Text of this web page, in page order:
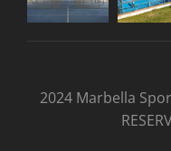
2024 Marbella